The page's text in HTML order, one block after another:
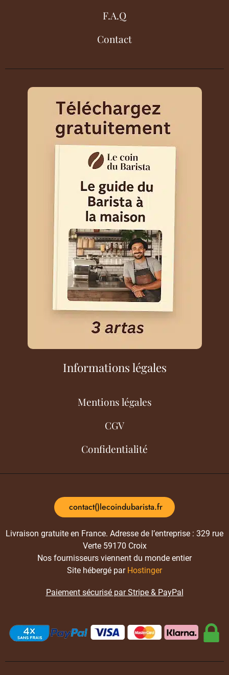
F.A.Q
Contact
Informations légales
Mentions légales
CGV
Confidentialité
contact()lecoindubarista.fr
Livraison gratuite en France. Adresse de l’entreprise : 329 rue
Verte 59170 Croix
Nos fournisseurs viennent du monde entier
Site hébergé par Hostinger
Paiement sécurisé par Stripe & PayPal